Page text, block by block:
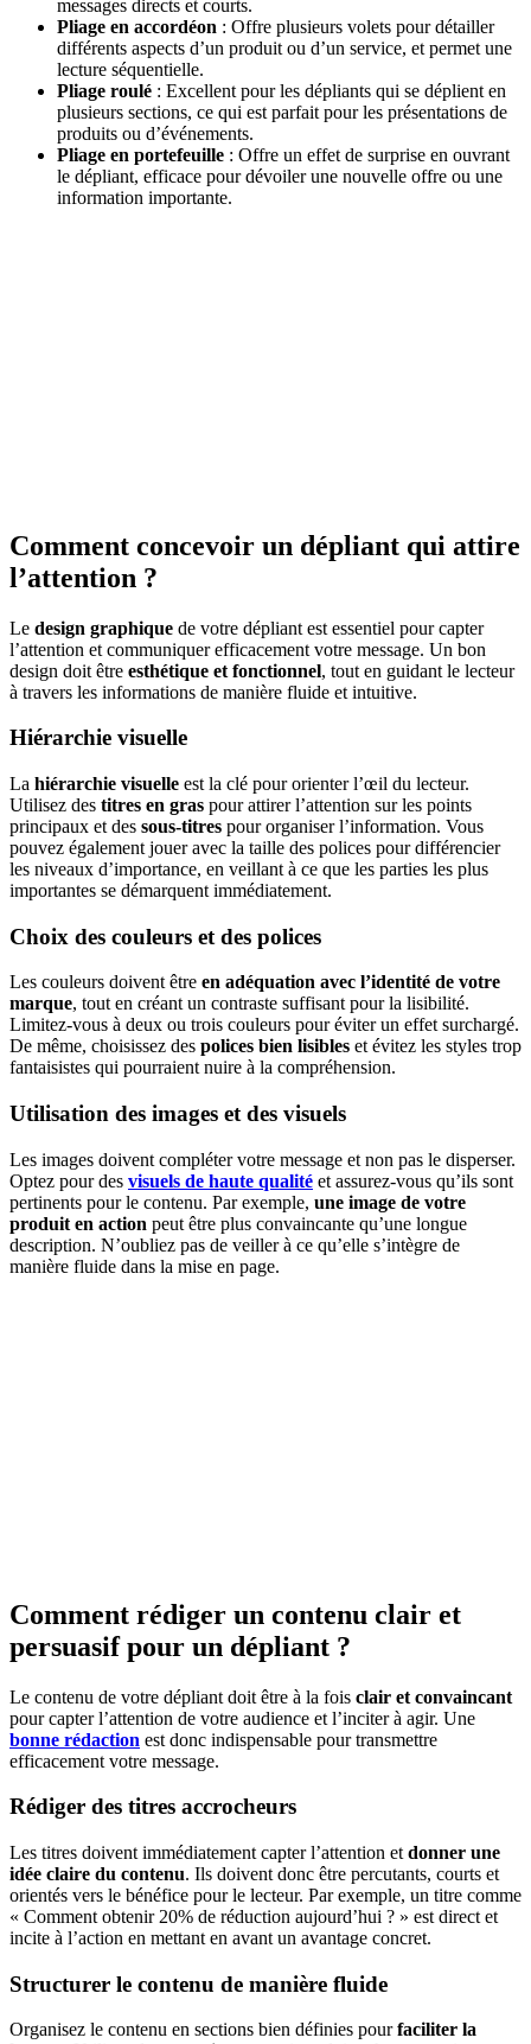
messages directs et courts.
Pliage en accordéon : Offre plusieurs volets pour détailler
différents aspects d’un produit ou d’un service, et permet une
lecture séquentielle.
Pliage roulé : Excellent pour les dépliants qui se déplient en
plusieurs sections, ce qui est parfait pour les présentations de
produits ou d’événements.
Pliage en portefeuille : Offre un effet de surprise en ouvrant
le dépliant, efficace pour dévoiler une nouvelle offre ou une
information importante.
Comment concevoir un dépliant qui attire
l’attention ?
Le design graphique de votre dépliant est essentiel pour capter
l’attention et communiquer efficacement votre message. Un bon
design doit être esthétique et fonctionnel, tout en guidant le lecteur
à travers les informations de manière fluide et intuitive.
Hiérarchie visuelle
La hiérarchie visuelle est la clé pour orienter l’œil du lecteur.
Utilisez des titres en gras pour attirer l’attention sur les points
principaux et des sous-titres pour organiser l’information. Vous
pouvez également jouer avec la taille des polices pour différencier
les niveaux d’importance, en veillant à ce que les parties les plus
importantes se démarquent immédiatement.
Choix des couleurs et des polices
Les couleurs doivent être en adéquation avec l’identité de votre
marque, tout en créant un contraste suffisant pour la lisibilité.
Limitez-vous à deux ou trois couleurs pour éviter un effet surchargé.
De même, choisissez des polices bien lisibles et évitez les styles trop
fantaisistes qui pourraient nuire à la compréhension.
Utilisation des images et des visuels
Les images doivent compléter votre message et non pas le disperser.
Optez pour des visuels de haute qualité et assurez-vous qu’ils sont
pertinents pour le contenu. Par exemple, une image de votre
produit en action peut être plus convaincante qu’une longue
description. N’oubliez pas de veiller à ce qu’elle s’intègre de
manière fluide dans la mise en page.
Comment rédiger un contenu clair et
persuasif pour un dépliant ?
Le contenu de votre dépliant doit être à la fois clair et convaincant
pour capter l’attention de votre audience et l’inciter à agir. Une
bonne rédaction est donc indispensable pour transmettre
efficacement votre message.
Rédiger des titres accrocheurs
Les titres doivent immédiatement capter l’attention et donner une
idée claire du contenu. Ils doivent donc être percutants, courts et
orientés vers le bénéfice pour le lecteur. Par exemple, un titre comme
« Comment obtenir 20% de réduction aujourd’hui ? » est direct et
incite à l’action en mettant en avant un avantage concret.
Structurer le contenu de manière fluide
Organisez le contenu en sections bien définies pourfaciliter la